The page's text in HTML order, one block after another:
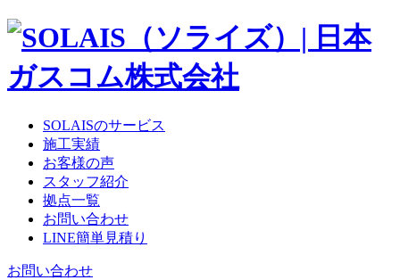
SOLAISのサービス
施工実績
お客様の声
スタッフ紹介
拠点一覧
お問い合わせ
LINE簡単見積り
お問い合わせ